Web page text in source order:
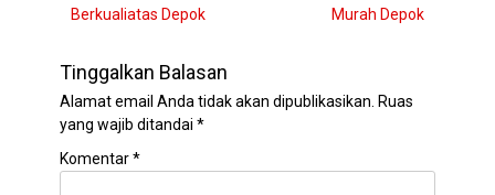
o
k
post:
Berkualiatas Depok Murah Depok
Tinggalkan Balasan
Alamat email Anda tidak akan dipublikasikan. Ruas
yang wajib ditandai *
Komentar*